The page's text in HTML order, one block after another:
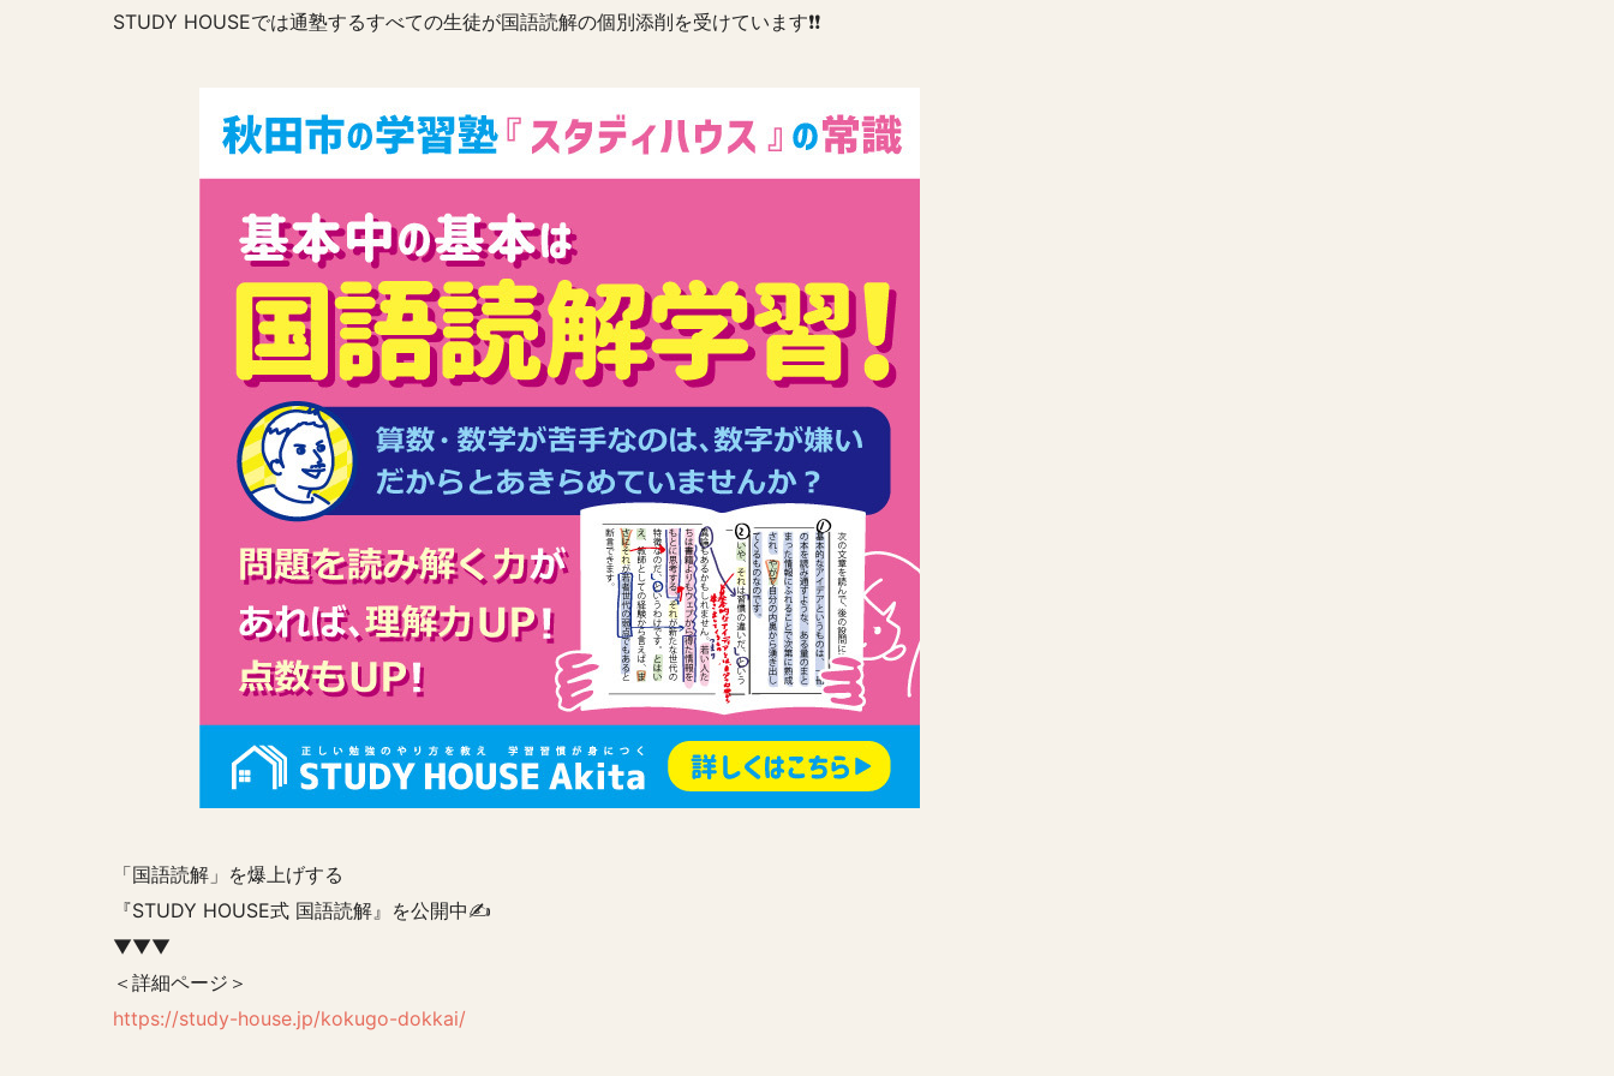
STUDY HOUSEでは通塾するすべての生徒が国語読解の個別添削を受けています❗️❗️
「国語読解」を爆上げする
『STUDY HOUSE式 国語読解』を公開中✍️
▼▼▼
＜詳細ページ＞
https://study-house.jp/kokugo-dokkai/